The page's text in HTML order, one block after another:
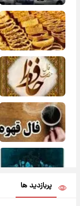
پربازدید ها